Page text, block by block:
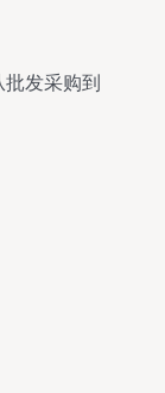
发采购到